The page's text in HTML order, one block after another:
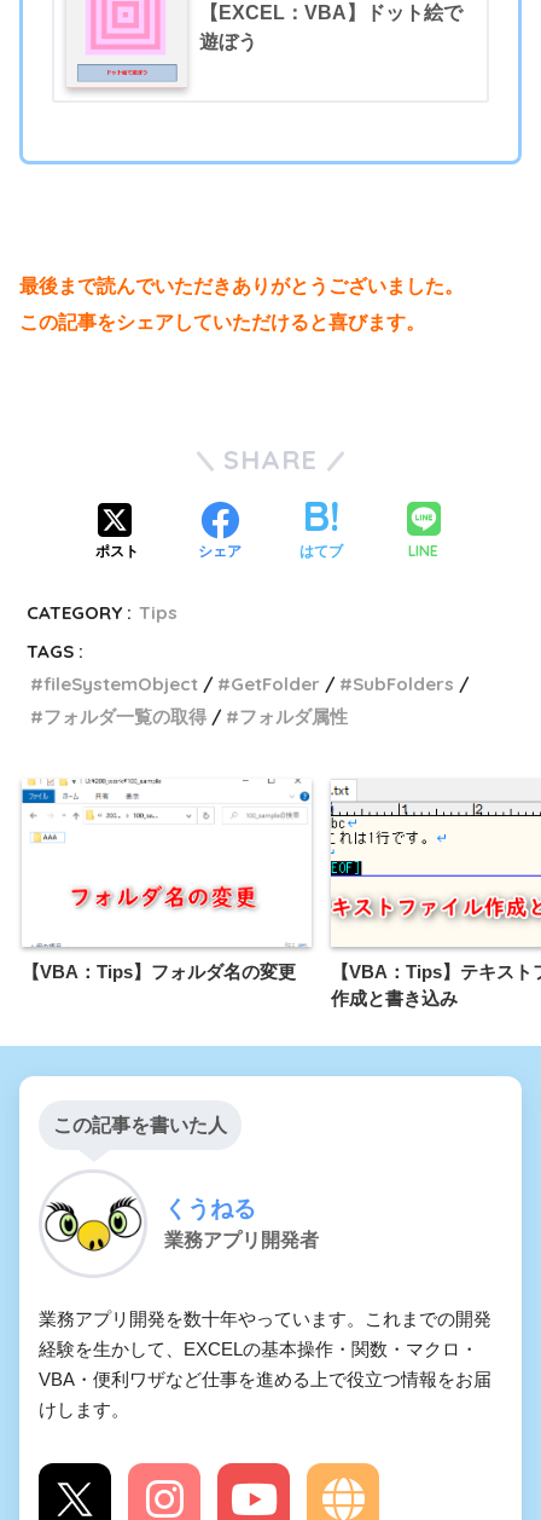
【EXCEL：VBA】ドット絵で
遊ぼう
最後まで読んでいただきありがとうございました。
この記事をシェアしていただけると喜びます。
SHARE
ポスト シェア はてブ LINE
CATEGORY : Tips
TAGS :
fileSystemObject
GetFolder
SubFolders
フォルダ一覧の取得
フォルダ属性
【VBA：Tips】フォルダ名の変更
【VBA：Tips】テキスト
作成と書き込み
この記事を書いた人
くうねる
業務アプリ開発者
業務アプリ開発を数十年やっています。これまでの開発
経験を生かして、EXCELの基本操作・関数・マクロ・
VBA・便利ワザなど仕事を進める上で役立つ情報をお届
けします。